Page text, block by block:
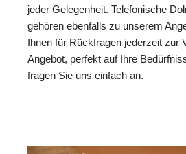
jeder Gelegenheit. Telefonische
gehören ebenfalls zu unserem
Ihnen für Rückfragen jederzeit zur
Angebot, perfekt auf Ihre
fragen Sie uns einfach an.